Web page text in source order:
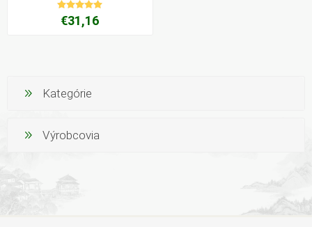
€31,16
Kategórie
Výrobcovia